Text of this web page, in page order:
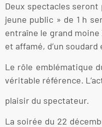
Deux spectacles seront
jeune public » de 1 h
entraîne le grand
et affamé, d’un
Le rôle emblématique
véritable référence.
plaisir du spectateur.
La soirée du 22